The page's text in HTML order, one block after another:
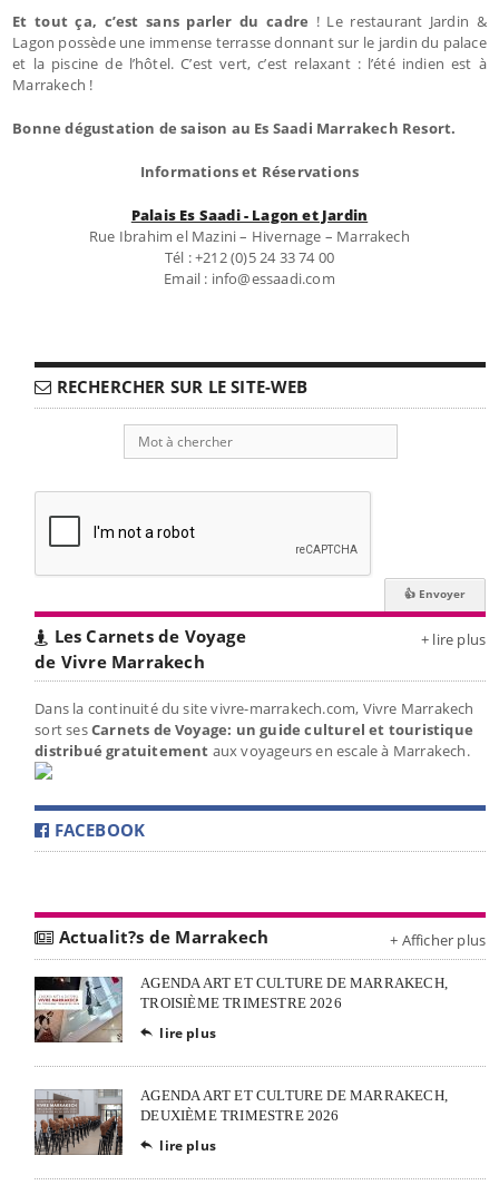
Et tout ça, c’est sans parler du cadre ! Le restaurant Jardin &
Lagon possède une immense terrasse donnant sur le jardin du palace
et la piscine de l’hôtel. C’est vert, c’est relaxant : l’été indien est à
Marrakech !
Bonne dégustation de saison au Es Saadi Marrakech Resort.
Informations et Réservations
Palais Es Saadi - Lagon et Jardin
Rue Ibrahim el Mazini – Hivernage – Marrakech
Tél : +212 (0)5 24 33 74 00
Email : info@essaadi.com
RECHERCHER SUR LE SITE-WEB
Les Carnets de Voyage
de Vivre Marrakech
+ lire plus
Dans la continuité du site vivre-marrakech.com, Vivre Marrakech
sort sesCarnets de Voyage: un guide culturel et touristique
distribué gratuitement aux voyageurs en escale à Marrakech.
FACEBOOK
Actualit?s de Marrakech + Afficher plus
AGENDA ART ET CULTURE DE MARRAKECH,
TROISIÈME TRIMESTRE 2026
 lire plus
AGENDA ART ET CULTURE DE MARRAKECH,
DEUXIÈME TRIMESTRE 2026
 lire plus